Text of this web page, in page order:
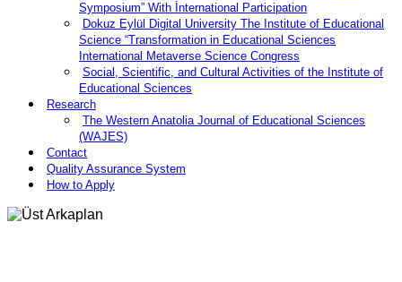
Symposium” With İnternational Participation
Dokuz Eylül Digital University The Institute of Educational
Science “Transformation in Educational Sciences
International Metaverse Science Congress
Social, Scientific, and Cultural Activities of the Institute of
Educational Sciences
Research
The Western Anatolia Journal of Educational Sciences
(WAJES)
Contact
Quality Assurance System
How to Apply